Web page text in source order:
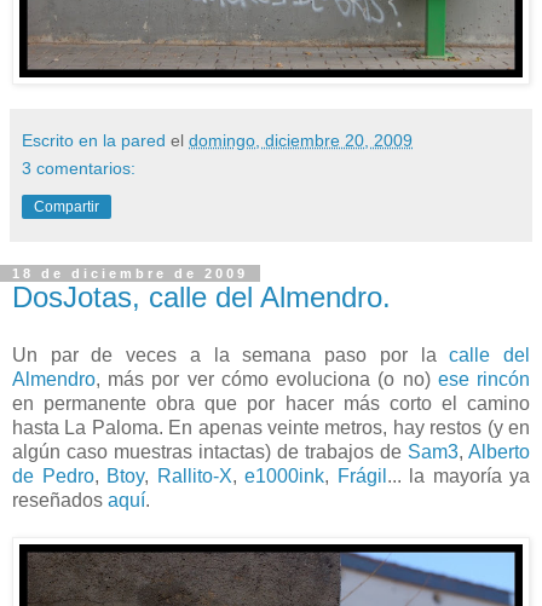
Escrito en la pared el domingo, diciembre 20, 2009
3 comentarios:
Compartir
18 de diciembre de 2009
DosJotas, calle del Almendro.
Un par de veces a la semana paso por lacalle del
Almendro, más por ver cómo evoluciona (o no) ese rincón
en permanente obra que por hacer más corto el camino
hasta La Paloma. En apenas veinte metros, hay restos (y en
algún caso muestras intactas) de trabajos de Sam3, Alberto
de Pedro, Btoy, Rallito-X, e1000ink, Frágil ... la mayoría ya
reseñados aquí.